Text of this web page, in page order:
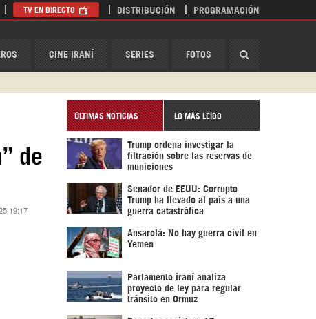
CINE IRANÍ SERIES FOTOS
TV EN DIRECTO DISTRIBUCIÓN PROGRAMACIÓN
de
19:17
ÚLTIMAS NOTICIAS LO MÁS LEÍDO
Trump ordena investigar la
filtración sobre las reservas de
municiones
Senador de EEUU: Corrupto
Trump ha llevado al país a una
guerra catastrófica
Ansarolá: No hay guerra civil en
Yemen
Parlamento iraní analiza
proyecto de ley para regular
tránsito en Ormuz